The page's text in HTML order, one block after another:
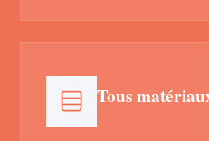
Tous